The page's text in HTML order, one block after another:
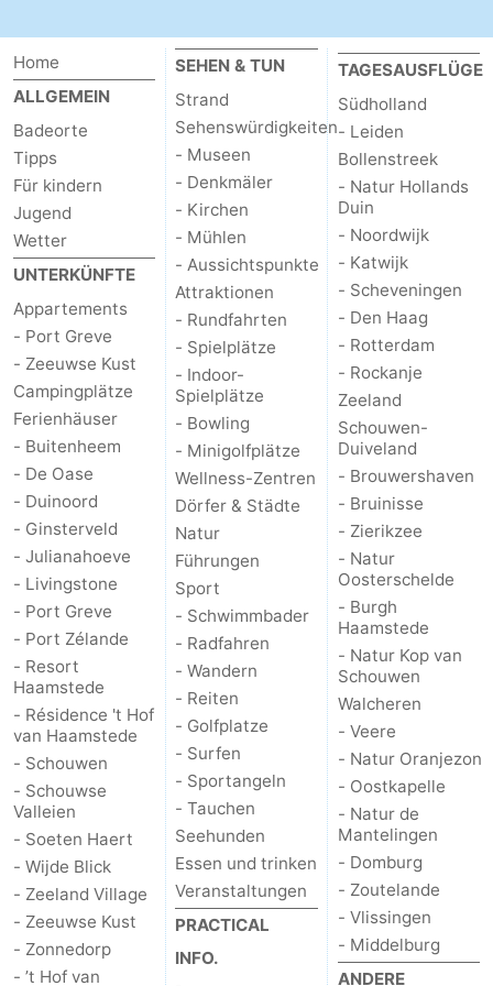
Home
ALLGEMEIN
Badeorte
Tipps
Für kindern
Jugend
Wetter
UNTERKÜNFTE
Appartements
- Port Greve
- Zeeuwse Kust
Campingplätze
Ferienhäuser
- Buitenheem
- De Oase
- Duinoord
- Ginsterveld
- Julianahoeve
- Livingstone
- Port Greve
- Port Zélande
- Resort
Haamstede
- Résidence 't Hof
van Haamstede
- Schouwen
- Schouwse
Valleien
- Soeten Haert
- Wijde Blick
- Zeeland Village
- Zeeuwse Kust
- Zonnedorp
- ’t Hof van
SEHEN & TUN
Strand
Sehenswürdigkeiten
- Museen
- Denkmäler
- Kirchen
- Mühlen
- Aussichtspunkte
Attraktionen
- Rundfahrten
- Spielplätze
- Indoor-
Spielplätze
- Bowling
- Minigolfplätze
Wellness-Zentren
Dörfer & Städte
Natur
Führungen
Sport
- Schwimmbader
- Radfahren
- Wandern
- Reiten
- Golfplatze
- Surfen
- Sportangeln
- Tauchen
Seehunden
Essen und trinken
Veranstaltungen
PRACTICAL
INFO.
TAGESAUSFLÜGE
Südholland
- Leiden
Bollenstreek
- Natur Hollands
Duin
- Noordwijk
- Katwijk
- Scheveningen
- Den Haag
- Rotterdam
- Rockanje
Zeeland
Schouwen-
Duiveland
- Brouwershaven
- Bruinisse
- Zierikzee
- Natur
Oosterschelde
- Burgh
Haamstede
- Natur Kop van
Schouwen
Walcheren
- Veere
- Natur Oranjezon
- Oostkapelle
- Natur de
Mantelingen
- Domburg
- Zoutelande
- Vlissingen
- Middelburg
ANDERE